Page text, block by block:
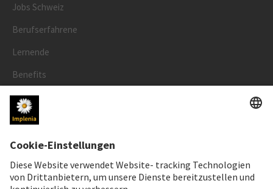
Jobs Schweiz
Berufserfahrene
Lernende
Benefits
RECHTLICHES
Cookie- und Social-Media-Richtlinie